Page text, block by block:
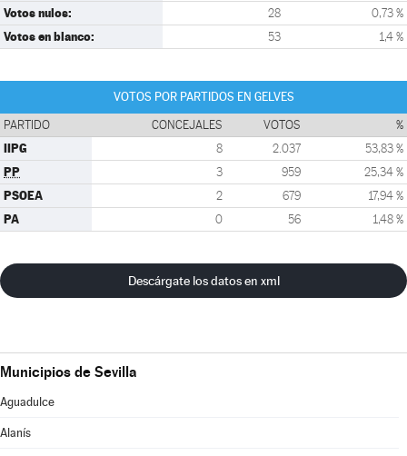
Votos nulos: 28 0,73 %
Votos en blanco: 53 1,4 %
VOTOS POR PARTIDOS EN GELVES
PARTIDO CONCEJALES VOTOS %
IIPG 8 2.037 53,83 %
PP 3 959 25,34 %
PSOEA 2 679 17,94 %
PA 0 56 1,48 %
Descárgate los datos en xml
Municipios de Sevilla
Aguadulce
Alanís